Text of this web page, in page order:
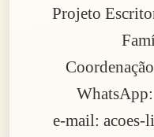
Projeto
e-mail: acoes-